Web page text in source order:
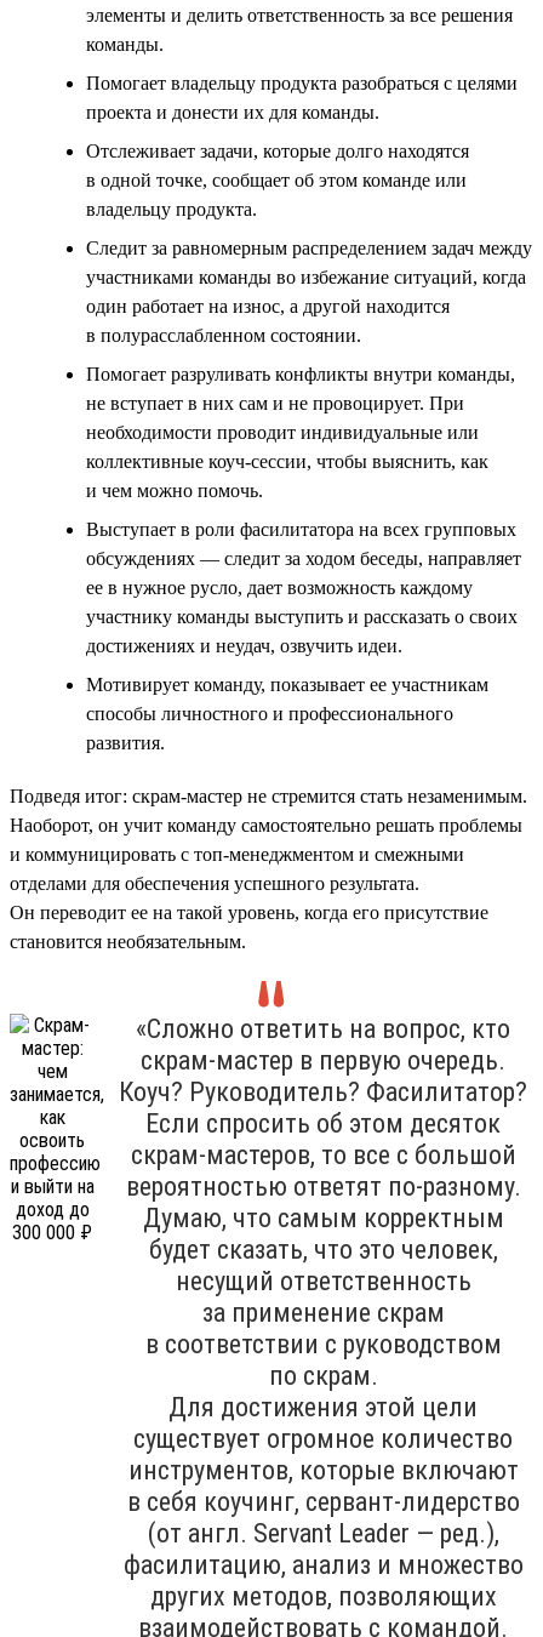
элементы и делить ответственность за все решения
команды.
Помогает владельцу продукта разобраться с целями
проекта и донести их для команды.
Отслеживает задачи, которые долго находятся
в одной точке, сообщает об этом команде или
владельцу продукта.
Следит за равномерным распределением задач между
участниками команды во избежание ситуаций, когда
один работает на износ, а другой находится
в полурасслабленном состоянии.
Помогает разруливать конфликты внутри команды,
не вступает в них сам и не провоцирует. При
необходимости проводит индивидуальные или
коллективные коуч-сессии, чтобы выяснить, как
и чем можно помочь.
Выступает в роли фасилитатора на всех групповых
обсуждениях — следит за ходом беседы, направляет
ее в нужное русло, дает возможность каждому
участнику команды выступить и рассказать о своих
достижениях и неудач, озвучить идеи.
Мотивирует команду, показывает ее участникам
способы личностного и профессионального
развития.
Подведя итог: скрам-мастер не стремится стать незаменимым.
Наоборот, он учит команду самостоятельно решать проблемы
и коммуницировать с топ-менеджментом и смежными
отделами для обеспечения успешного результата.
Он переводит ее на такой уровень, когда его присутствие
становится необязательным.
«Сложно ответить на вопрос, кто
скрам-мастер в первую очередь.
Коуч? Руководитель? Фасилитатор?
Если спросить об этом десяток
скрам-мастеров, то все с большой
вероятностью ответят по-разному.
Думаю, что самым корректным
будет сказать, что это человек,
несущий ответственность
за применение скрам
в соответствии с руководством
по скрам.
Для достижения этой цели
существует огромное количество
инструментов, которые включают
в себя коучинг, сервант-лидерство
(от англ. Servant Leader — ред.),
фасилитацию, анализ и множество
других методов, позволяющих
взаимодействовать с командой.